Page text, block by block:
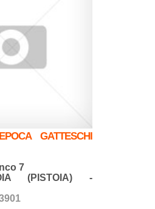
GATTESCHI
7
(PISTOIA) -